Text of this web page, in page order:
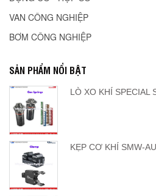
VAN CÔNG NGHIỆP
BƠM CÔNG NGHIỆP
SẢN PHẨM NỔI BẬT
LÒ XO KHÍ SPECIAL
KẸP CƠ KHÍ SMW-